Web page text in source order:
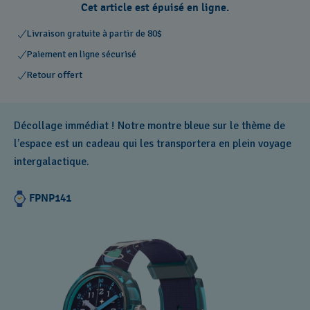
Cet article est épuisé en ligne.
Livraison gratuite à partir de 80$
Paiement en ligne sécurisé
Retour offert
Décollage immédiat ! Notre montre bleue sur le thème de
l’espace est un cadeau qui les transportera en plein voyage
intergalactique.
FPNP141